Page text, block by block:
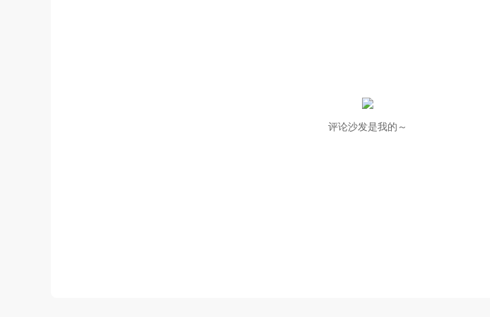
评论沙发是我的～